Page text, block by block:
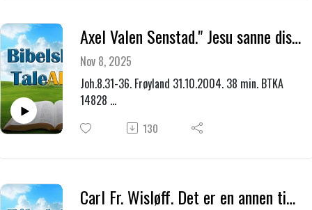
Axel Valen Senstad." Jesu sanne disipler."
Nov 8, 2025
Joh.8.31-36. Frøyland 31.10.2004. 38 min. BTKA
14828
130
Carl Fr. Wisløff. Det er en annen tid nå."